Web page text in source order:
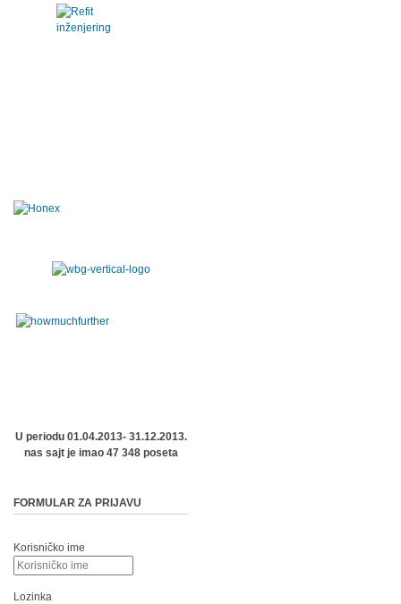
U periodu 01.04.2013- 31.12.2013.
nas sajt je imao 47 348 poseta
FORMULAR ZA PRIJAVU
Korisničko ime
Lozinka